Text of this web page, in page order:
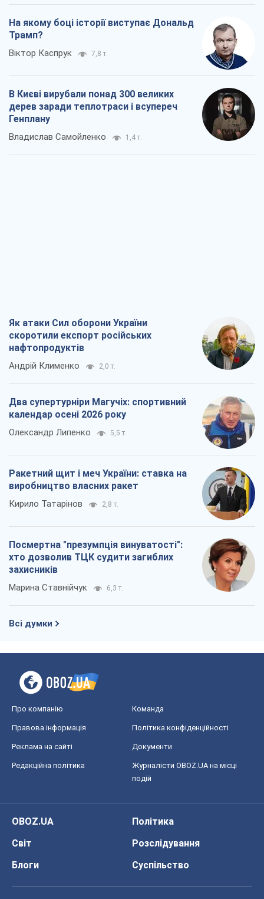
На якому боці історії виступає Дональд
Трамп?
Віктор Каспрук 7,8 т.
В Києві вирубали понад 300 великих
дерев заради теплотраси і всупереч
Генплану
Владислав Самойленко 1,4 т.
Як атаки Сил оборони України
скоротили експорт російських
нафтопродуктів
Андрій Клименко 2,0 т.
Два супертурніри Магучіх: спортивний
календар осені 2026 року
Олександр Липенко 5,5 т.
Ракетний щит і меч України: ставка на
виробництво власних ракет
Кирило Татарінов 2,8 т.
Посмертна "презумпція винуватості":
хто дозволив ТЦК судити загиблих
захисників
Марина Ставнійчук 6,3 т.
Всі думки
Про компанію Команда
Правова інформація Політика конфіденційності
Реклама на сайті Документи
Редакційна політика
Журналісти OBOZ.UA на місці
подій
OBOZ.UA
Політика
Світ
Розслідування
Блоги
Суспільство